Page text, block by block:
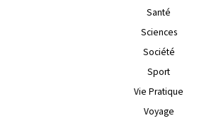
Santé
Sciences
Société
Sport
Vie Pratique
Voyage